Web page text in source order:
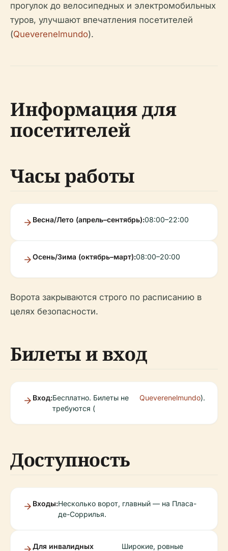
прогулок до велосипедных и электромобильных
туров, улучшают впечатления посетителей
(Queverenelmundo).
Информация для
посетителей
Часы работы
Весна/Лето (апрель–сентябрь):08:00–22:00
Осень/Зима (октябрь–март):08:00–20:00
Ворота закрываются строго по расписанию в
целях безопасности.
Билеты и вход
Вход:Бесплатно. Билеты не
требуются (
Queverenelmundo).
Доступность
Входы:Несколько ворот, главный — на Пласа-
де-Соррилья.
Для инвалидных
Широкие, ровные